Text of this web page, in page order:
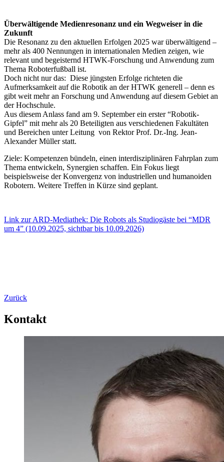
Überwältigende Medienresonanz und ein Wegweiser in die
Zukunft
Die Resonanz zu den aktuellen Erfolgen 2025 war überwältigend –
mehr als 400 Nennungen in internationalen Medien zeigen, wie
relevant und begeisternd HTWK-Forschung und Anwendung zum
Thema Roboterfußball ist.
Doch nicht nur das: Diese jüngsten Erfolge richteten die
Aufmerksamkeit auf die Robotik an der HTWK generell – denn es
gibt weit mehr an Forschung und Anwendung auf diesem Gebiet an
der Hochschule.
Aus diesem Anlass fand am 9. September ein erster “Robotik-
Gipfel” mit mehr als 20 Beteiligten aus verschiedenen Fakultäten
und Bereichen unter Leitung von Rektor Prof. Dr.-Ing. Jean-
Alexander Müller statt.
Ziele: Kompetenzen bündeln, einen interdisziplinären Fahrplan zum
Thema entwickeln, Synergien schaffen. Ein Fokus liegt
beispielsweise der Konvergenz von industriellen und humanoiden
Robotern. Weitere Treffen in Kürze sind geplant.
Link zur ARD-Mediathek: Die Robots als Studiogäste bei “MDR
um 4” (10.09.2025, sichtbar bis 10.09.2026)
Zurück
Kontakt